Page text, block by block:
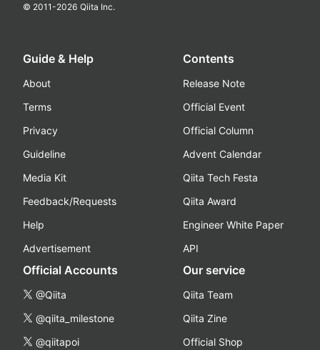
© 2011-2026 Qiita Inc.
Guide & Help
About
Terms
Privacy
Guideline
Media Kit
Feedback/Requests
Help
Advertisement
Contents
Release Note
Official Event
Official Column
Advent Calendar
Qiita Tech Festa
Qiita Award
Engineer White Paper
API
Official Accounts
@Qiita
@qiita_milestone
@qiitapoi
Our service
Qiita Team
Qiita Zine
Official Shop